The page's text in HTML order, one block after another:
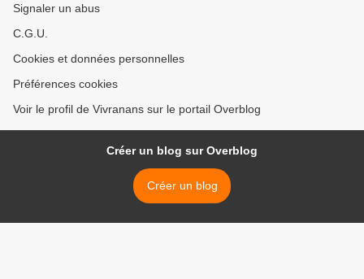
Signaler un abus
C.G.U.
Cookies et données personnelles
Préférences cookies
Voir le profil de Vivranans sur le portail Overblog
Créer un blog sur Overblog
Créer un blog